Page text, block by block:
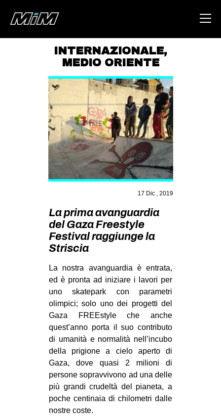
HOME
ABOUT
AREA
DEGENERAZIONE
GAZA FREESTYLE
CSOA LAMBRETTA
MSM
STUDENTI TSUNAMI
MILANO
MOBILITAZIONI
SPORT POPOLARE
MOVIMENTI
AMBIENTE
ANTIFASCISMO
DIRITTO ALL’ABITARE
GENERI
MIGRAZIONI
PRECARIATO
INTERNAZIONALE,
MEDIO ORIENTE
17 Dic , 2019
La prima avanguardia
del Gaza Freestyle
Festival raggiunge la
Striscia
La nostra avanguardia è entrata,
ed è pronta ad iniziare i lavori per
uno skatepark con parametri
olimpici; solo uno dei progetti del
Gaza FREEstyle che anche
quest’anno porta il suo contributo
di umanità e normalità nell’incubo
della prigione a cielo aperto di
Gaza, dove quasi 2 milioni di
persone sopravvivono ad una delle
più grandi crudeltà del pianeta, a
poche centinaia di chilometri dalle
nostre coste.